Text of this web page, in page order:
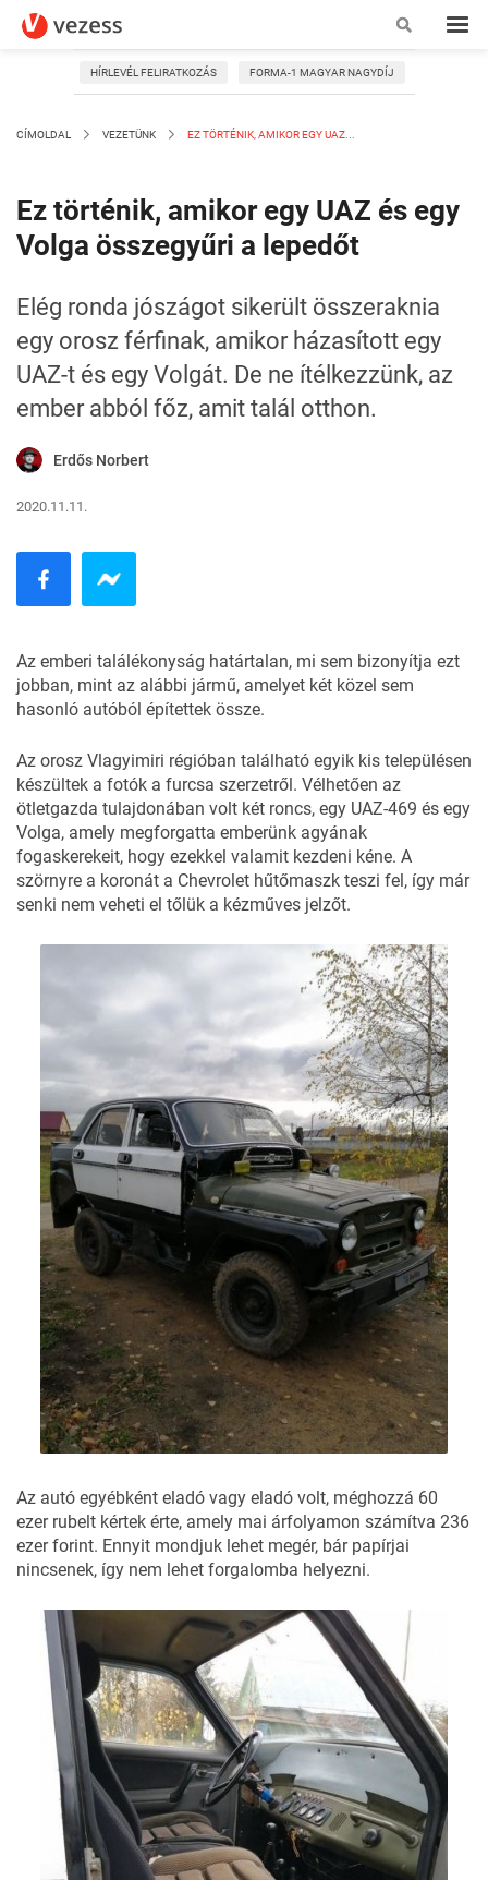
HÍRLEVÉL FELIRATKOZÁS FORMA-1 MAGYAR NAGYDÍJ
CÍMOLDAL VEZETÜNK EZ TÖRTÉNIK, AMIKOR EGY UAZ...
Ez történik, amikor egy UAZ és egy
Volga összegyűri a lepedőt
Elég ronda jószágot sikerült összeraknia
egy orosz férfinak, amikor házasított egy
UAZ-t és egy Volgát. De ne ítélkezzünk, az
ember abból főz, amit talál otthon.
Erdős Norbert
2020.11.11.
Az emberi találékonyság határtalan, mi sem bizonyítja ezt
jobban, mint az alábbi jármű, amelyet két közel sem
hasonló autóból építettek össze.
Az orosz Vlagyimiri régióban található egyik kis településen
készültek a fotók a furcsa szerzetről. Vélhetően az
ötletgazda tulajdonában volt két roncs, egy UAZ-469 és egy
Volga, amely megforgatta emberünk agyának
fogaskerekeit, hogy ezekkel valamit kezdeni kéne. A
szörnyre a koronát a Chevrolet hűtőmaszk teszi fel, így már
senki nem veheti el tőlük a kézműves jelzőt.
Az autó egyébként eladó vagy eladó volt, méghozzá 60
ezer rubelt kértek érte, amely mai árfolyamon számítva 236
ezer forint. Ennyit mondjuk lehet megér, bár papírjai
nincsenek, így nem lehet forgalomba helyezni.